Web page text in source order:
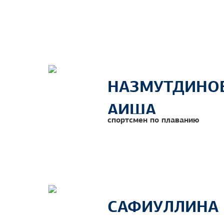
АИША
спортсмен по плаванию
САФИУЛЛИНА